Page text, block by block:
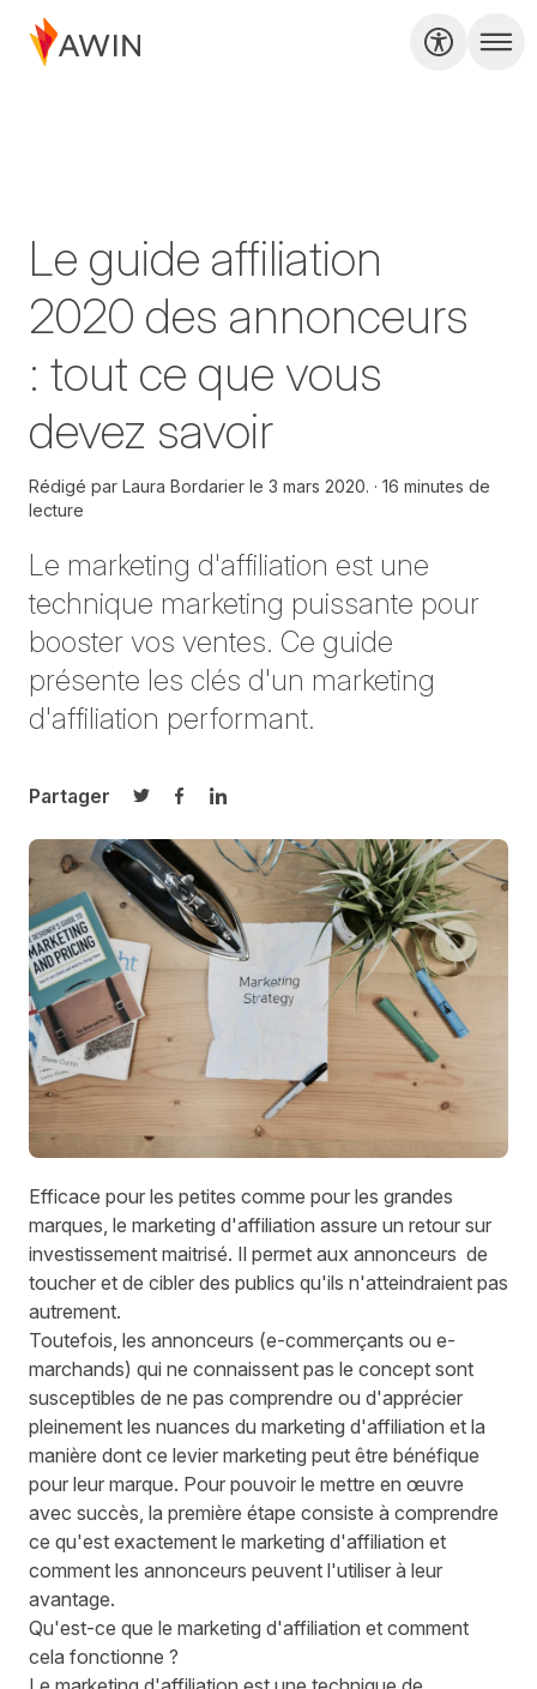
Le guide affiliation
2020 des annonceurs
: tout ce que vous
devez savoir
Rédigé par Laura Bordarier le 3 mars 2020.
16 minutes de
lecture
Le marketing d'affiliation est une
technique marketing puissante pour
booster vos ventes. Ce guide
présente les clés d'un marketing
d'affiliation performant.
Partager
Partager sur Twitter
Partager sur Facebook
Partager sur LinkedIn
Efficace pour les petites comme pour les grandes
marques, le marketing d'affiliation assure un retour sur
investissement maitrisé. Il permet aux annonceurs de
toucher et de cibler des publics qu'ils n'atteindraient pas
autrement.
Toutefois, les annonceurs (e-commerçants ou e-
marchands) qui ne connaissent pas le concept sont
susceptibles de ne pas comprendre ou d'apprécier
pleinement les nuances du marketing d'affiliation et la
manière dont ce levier marketing peut être bénéfique
pour leur marque. Pour pouvoir le mettre en œuvre
avec succès, la première étape consiste à comprendre
ce qu'est exactement le marketing d'affiliation et
comment les annonceurs peuvent l'utiliser à leur
avantage.
Qu'est-ce que le marketing d'affiliation et comment
cela fonctionne ?